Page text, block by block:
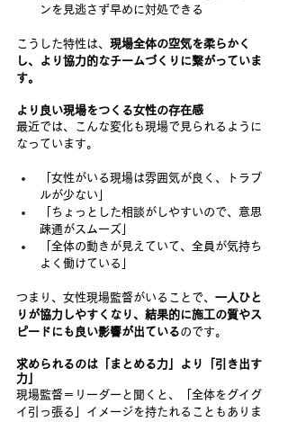
ンを見逃さず早めに対処できる
こうした特性は、 現場全体の空気を柔らかく
し、より協力的なチームづくりに繋がっていま
す。
より良い現場をつくる女性の存在感
最近では、こんな変化も現場で見られるように
なっています。
「女性がいる現場は雰囲気が良く、トラブ
ルが少ない」
「ちょっとした相談がしやすいので、意思
疎通がスムーズ」
「全体の動きが見えていて、全員が気持ち
よく働けている」
つまり、女性現場監督がいることで、 一人ひと
りが協力しやすくなり、結果的に施工の質やス
ピードにも良い影響が出ているのです。
求められるのは「まとめる力」より「引き出す
力」
現場監督＝リーダーと聞くと、「全体をグイグ
イ引っ張る」イメージを持たれることもありま